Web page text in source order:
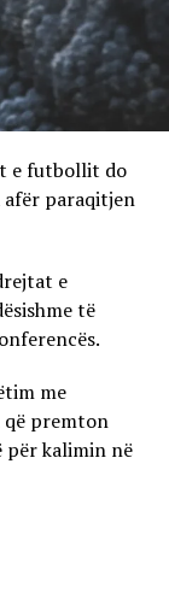
e futbollit do
afër paraqitjen
e
të
me
që premton
për kalimin në